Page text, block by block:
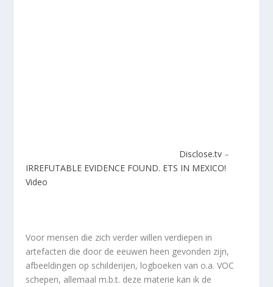
Disclose.tv –
IRREFUTABLE EVIDENCE FOUND. ETS IN MEXICO!
Video
Voor mensen die zich verder willen verdiepen in
artefacten die door de eeuwen heen gevonden zijn,
afbeeldingen op schilderijen, logboeken van o.a. VOC
schepen, allemaal m.b.t. deze materie kan ik de